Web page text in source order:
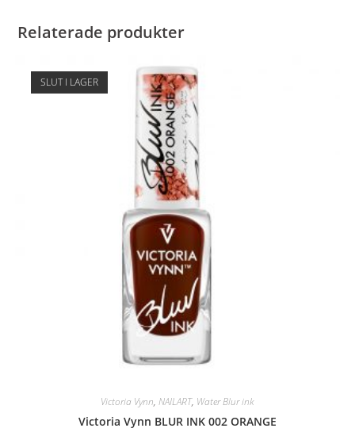
Relaterade produkter
SLUT I LAGER
Victoria Vynn, NAILART, Water Blur ink
Victoria Vynn BLUR INK 002 ORANGE